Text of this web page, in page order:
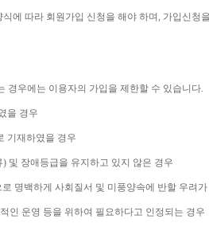
에 따라 회원가입 신청을 해야 하며, 가입신청
경우에는 이용자의 가입을 제한할 수 있습니다.
을 경우
기재하였을 경우
) 및 장애등급을 유지하고 있지 않은 경우
명백하게 사회질서 및 미풍양속에 반할 우려
인 운영 등을 위하여 필요하다고 인정되는 경우